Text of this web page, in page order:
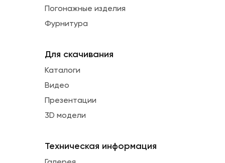
Погонажные изделия
Фурнитура
Для скачивания
Каталоги
Видео
Презентации
3D модели
Техническая информация